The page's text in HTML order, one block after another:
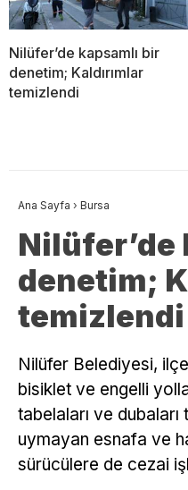
Nilüfer’de kapsamlı bir
denetim; Kaldırımlar
temizlendi
Ana Sayfa › Bursa
Nilüfer’de
denetim;
temizlendi
Nilüfer Belediyesi,
bisiklet ve engelli
tabelaları ve
uymayan esnafa ve
sürücülere de cezai